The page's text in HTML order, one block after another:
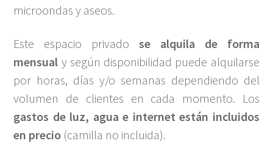
microondas y aseos.
Este espacio privado se alquila de forma
mensual y según disponibilidad puede alquilarse
por horas, días y/o semanas dependiendo del
volumen de clientes en cada momento. Los
gastos de luz, agua e internet están incluidos
en precio (camilla no incluida).